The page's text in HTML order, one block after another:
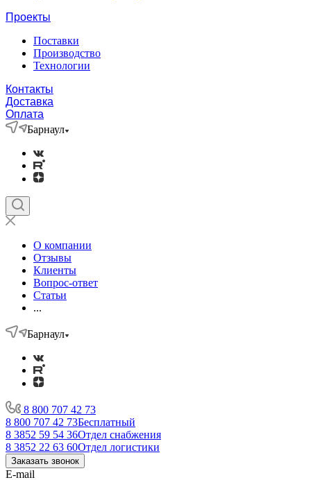
Проекты
Поставки
Производство
Технологии
Контакты
Доставка
Оплата
Барнаул
О компании
Отзывы
Клиенты
Вопрос-ответ
Статьи
...
Барнаул
8 800 707 42 73
8 800 707 42 73Бесплатный
8 3852 59 54 36Отдел снабжения
8 3852 22 63 60Отдел логистики
Заказать звонок
E-mail